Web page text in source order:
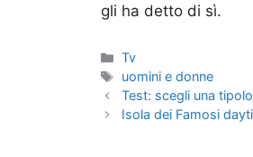
gli ha detto di sì.
Categorie
Tv
Tag
uomini e donne
Test: scegli una
Isola dei Famosi